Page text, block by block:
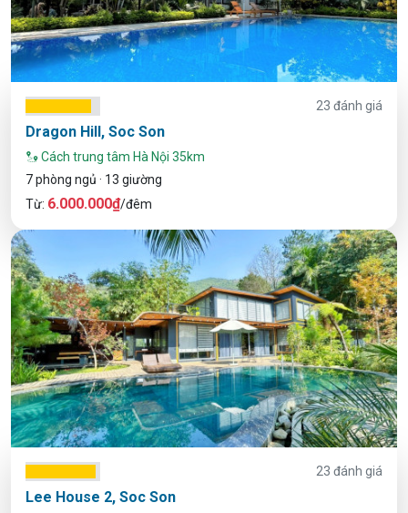
23 đánh giá
Dragon Hill, Soc Son
Cách trung tâm Hà Nội 35km
7 phòng ngủ · 13 giường
Từ: 6.000.000₫/đêm
23 đánh giá
Lee House 2, Soc Son